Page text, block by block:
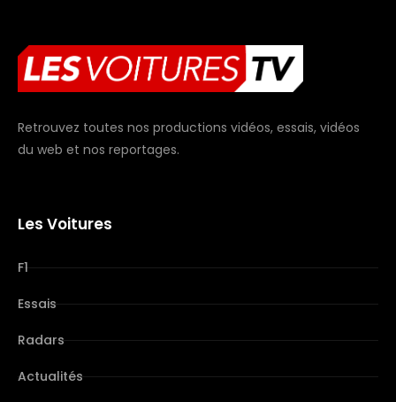
Retrouvez toutes nos productions vidéos, essais, vidéos
du web et nos reportages.
Les Voitures
F1
Essais
Radars
Actualités